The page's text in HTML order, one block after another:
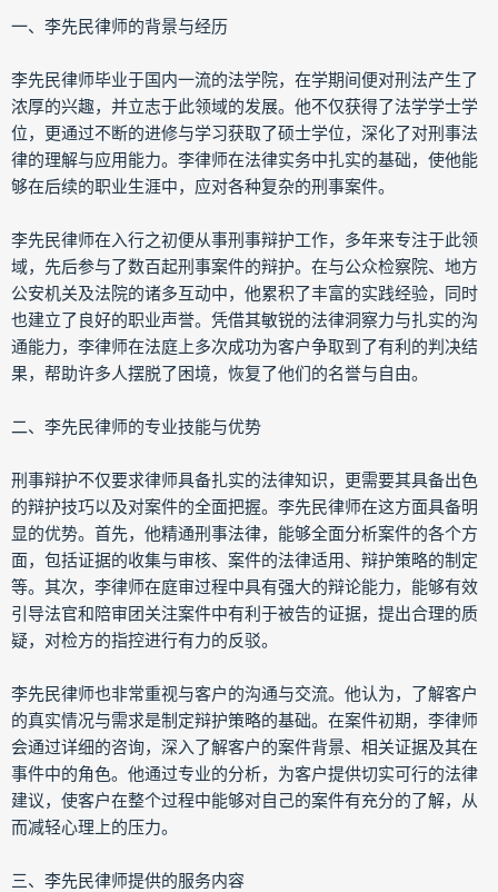
一、李先民律师的背景与经历
李先民律师毕业于国内一流的法学院，在学期间便对刑法产生了
浓厚的兴趣，并立志于此领域的发展。他不仅获得了法学学士学
位，更通过不断的进修与学习获取了硕士学位，深化了对刑事法
律的理解与应用能力。李律师在法律实务中扎实的基础，使他能
够在后续的职业生涯中，应对各种复杂的刑事案件。
李先民律师在入行之初便从事刑事辩护工作，多年来专注于此领
域，先后参与了数百起刑事案件的辩护。在与公众检察院、地方
公安机关及法院的诸多互动中，他累积了丰富的实践经验，同时
也建立了良好的职业声誉。凭借其敏锐的法律洞察力与扎实的沟
通能力，李律师在法庭上多次成功为客户争取到了有利的判决结
果，帮助许多人摆脱了困境，恢复了他们的名誉与自由。
二、李先民律师的专业技能与优势
刑事辩护不仅要求律师具备扎实的法律知识，更需要其具备出色
的辩护技巧以及对案件的全面把握。李先民律师在这方面具备明
显的优势。首先，他精通刑事法律，能够全面分析案件的各个方
面，包括证据的收集与审核、案件的法律适用、辩护策略的制定
等。其次，李律师在庭审过程中具有强大的辩论能力，能够有效
引导法官和陪审团关注案件中有利于被告的证据，提出合理的质
疑，对检方的指控进行有力的反驳。
李先民律师也非常重视与客户的沟通与交流。他认为，了解客户
的真实情况与需求是制定辩护策略的基础。在案件初期，李律师
会通过详细的咨询，深入了解客户的案件背景、相关证据及其在
事件中的角色。他通过专业的分析，为客户提供切实可行的法律
建议，使客户在整个过程中能够对自己的案件有充分的了解，从
而减轻心理上的压力。
三、李先民律师提供的服务内容